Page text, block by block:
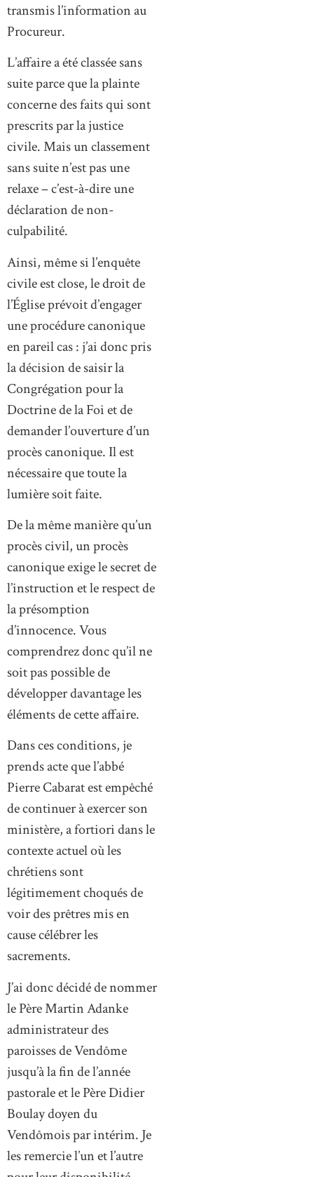
transmis l’information au
Procureur.
L’affaire a été classée sans
suite parce que la plainte
concerne des faits qui sont
prescrits par la justice
civile. Mais un classement
sans suite n’est pas une
relaxe – c’est-à-dire une
déclaration de non-
culpabilité.
Ainsi, même si l’enquête
civile est close, le droit de
l’Église prévoit d’engager
une procédure canonique
en pareil cas : j’ai donc pris
la décision de saisir la
Congrégation pour la
Doctrine de la Foi et de
demander l’ouverture d’un
procès canonique. Il est
nécessaire que toute la
lumière soit faite.
De la même manière qu’un
procès civil, un procès
canonique exige le secret de
l’instruction et le respect de
la présomption
d’innocence. Vous
comprendrez donc qu’il ne
soit pas possible de
développer davantage les
éléments de cette affaire.
Dans ces conditions, je
prends acte que l’abbé
Pierre Cabarat est empêché
de continuer à exercer son
ministère, a fortiori dans le
contexte actuel où les
chrétiens sont
légitimement choqués de
voir des prêtres mis en
cause célébrer les
sacrements.
J’ai donc décidé de nommer
le Père Martin Adanke
administrateur des
paroisses de Vendôme
jusqu’à la fin de l’année
pastorale et le Père Didier
Boulay doyen du
Vendômois par intérim. Je
les remercie l’un et l’autre